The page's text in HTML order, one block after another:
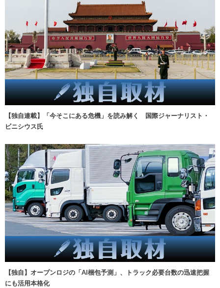
【独自連載】「今そこにある危機」を読み解く 国際ジャーナリスト・
ビニシウス氏
【独自】オープンロジの「AI梱包予測」、トラック必要台数の迅速把握
にも活用本格化